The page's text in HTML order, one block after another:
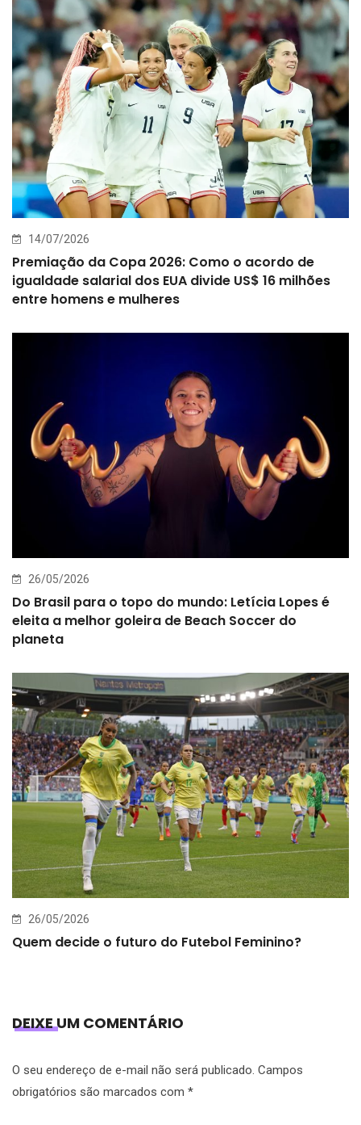
14/07/2026
Premiação da Copa 2026: Como o acordo de
igualdade salarial dos EUA divide US$ 16 milhões
entre homens e mulheres
26/05/2026
Do Brasil para o topo do mundo: Letícia Lopes é
eleita a melhor goleira de Beach Soccer do
planeta
26/05/2026
Quem decide o futuro do Futebol Feminino?
DEIXE UM COMENTÁRIO
O seu endereço de e-mail não será publicado. Campos
obrigatórios são marcados com *